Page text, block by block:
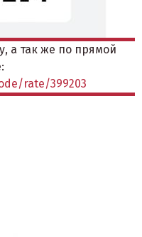
а так же по прямой
rate/399203